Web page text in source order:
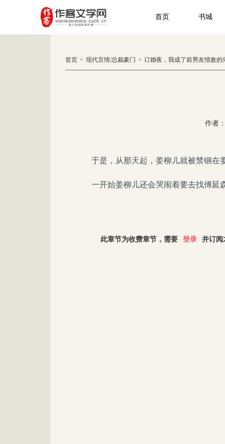
首页 书城
首页 > 现代言情/总裁豪门 > 订婚夜，我成了前男友情敌的
作者
于是，从那天起，姜柳儿就被禁锢在
一开始姜柳儿还会哭闹着要去找傅延
此章节为收费章节，需要 登录 并订阅